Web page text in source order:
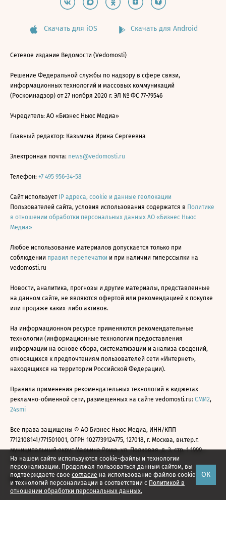
На нашем сайте используются cookie-файлы и технологии
персонализации. Продолжая пользоваться данным сайтом, вы
подтверждаете свое согласие на использование файлов cookie
и технологий персонализации в соответствии с Политикой в
отношении обработки персональных данных.
ОК
Скачать для iOS Скачать для Android
Сетевое издание Ведомости (Vedomosti)
Решение Федеральной службы по надзору в сфере связи,
информационных технологий и массовых коммуникаций
(Роскомнадзор) от 27 ноября 2020 г. ЭЛ № ФС 77-79546
Учредитель: АО «Бизнес Ньюс Медиа»
Главный редактор: Казьмина Ирина Сергеевна
Электронная почта: news@vedomosti.ru
Телефон: +7 495 956-34-58
Сайт использует IP адреса, cookie и данные геолокации
Пользователей сайта, условия использования содержатся в Политике
в отношении обработки персональных данных АО «Бизнес Ньюс
Медиа»
Любое использование материалов допускается только при
соблюдении правил перепечатки и при наличии гиперссылки на
vedomosti.ru
Новости, аналитика, прогнозы и другие материалы, представленные
на данном сайте, не являются офертой или рекомендацией к покупке
или продаже каких-либо активов.
На информационном ресурсе применяются рекомендательные
технологии (информационные технологии предоставления
информации на основе сбора, систематизации и анализа сведений,
относящихся к предпочтениям пользователей сети «Интернет»,
находящихся на территории Российской Федерации).
Правила применения рекомендательных технологий в виджетах
рекламно-обменной сети, размещенных на сайте vedomosti.ru: СМИ2,
24smi
Все права защищены © АО Бизнес Ньюс Медиа, ИНН/КПП
7712108141/771501001, ОГРН 1027739124775, 127018, г. Москва, вн.тер.г.
муниципальный округ Марьина Роща, ул. Полковая, д. 3, стр. 1 1999—
2026